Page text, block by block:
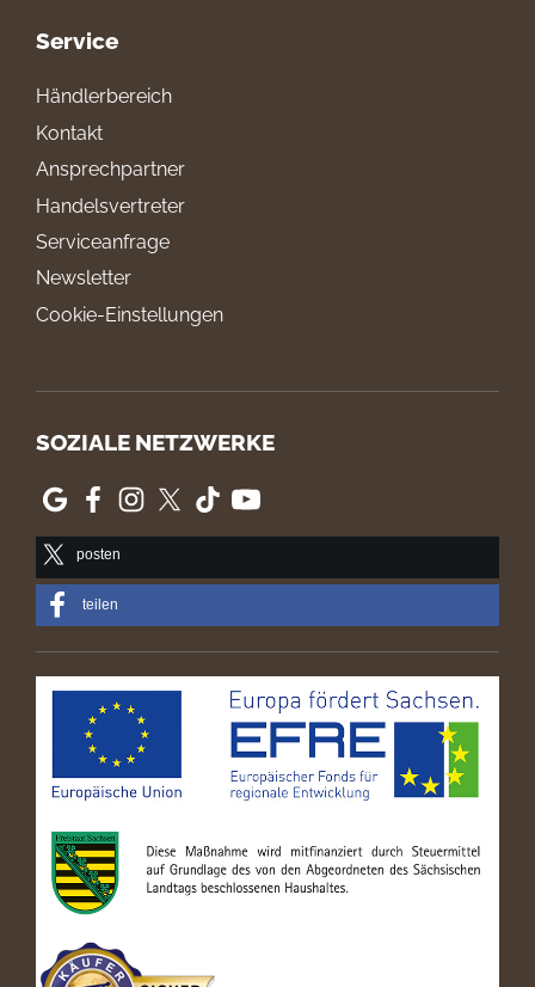
Service
Händlerbereich
Kontakt
Ansprechpartner
Handelsvertreter
Serviceanfrage
Newsletter
Cookie-Einstellungen
SOZIALE NETZWERKE
posten
teilen